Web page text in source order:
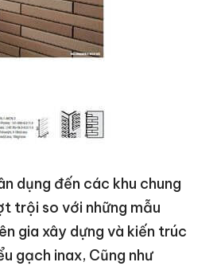
dụng đến các khu chung
trội so với những mẫu
gia xây dựng và kiến trúc
gạch inax, Cũng như